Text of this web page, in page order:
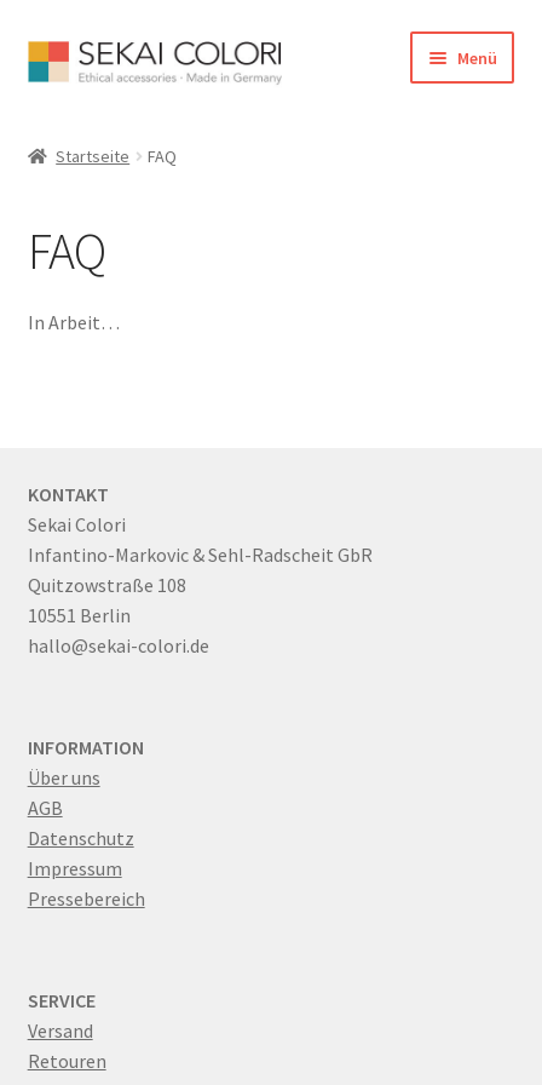
Zur
Navigation
Zum
Menü
Cookie Policy
Echtheit von Bewertungen
Informationen und Service
Japanische Kulinarik
Privacy Policy
Schals und Tücher für elegante Damenoutfits
Schals und Tücher zum Anzug
Widerrufsbelehrung
Startseite FAQ
FAQ
In Arbeit…
KONTAKT
Sekai Colori
Infantino-Markovic & Sehl-Radscheit GbR
Quitzowstraße 108
10551 Berlin
hallo@sekai-colori.de
INFORMATION
Über uns
AGB
Datenschutz
Impressum
Pressebereich
SERVICE
Versand
Retouren